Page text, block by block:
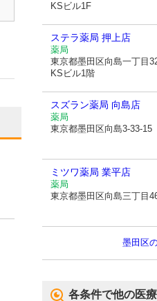
KSビル1F
ステラ薬局 押上店
薬局
東京都墨田区向島一丁目
KSビル1階
スズラン薬局 向島店
薬局
東京都墨田区向島3-33-15
ミツワ薬局 業平店
薬局
東京都墨田区向島三丁目
墨田区
各条件で他の医